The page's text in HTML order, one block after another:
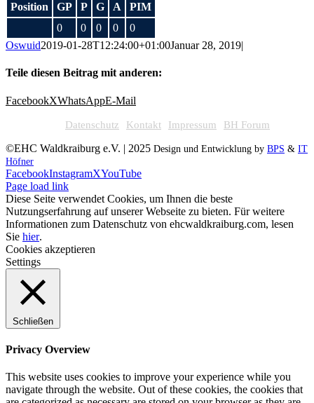
Position GP P G A
PIM
0
0 0 0
0
Oswuid2019-01-28T12:24:00+01:00Januar 28, 2019|
Teile diesen Beitrag mit anderen:
FacebookXWhatsAppE-Mail
Datenschutz Kontakt Impressum BH Forum
©EHC Waldkraiburg e.V. | 2025 Design und Entwicklung by BPS & IT
Höfner
FacebookInstagramXYouTube
Page load link
Diese Seite verwendet Cookies, um Ihnen die beste
Nutzungserfahrung auf unserer Webseite zu bieten. Für weitere
Informationen zum Datenschutz von ehcwaldkraiburg.com, lesen
Sie hier.
Cookies akzeptieren
Settings
Schließen
Privacy Overview
This website uses cookies to improve your experience while you
navigate through the website. Out of these cookies, the cookies that